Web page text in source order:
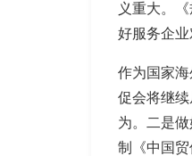
义重大。
好服务企业
作为国家
促会将继续
为。
二是做
制《中国